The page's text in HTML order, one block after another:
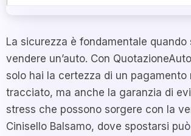
La sicurezza è fondamentale quando
vendere un’auto. Con
solo hai la certezza di un pagamento
tracciato, ma anche la garanzia di
stress che possono sorgere con la
Cinisello Balsamo, dove spostarsi